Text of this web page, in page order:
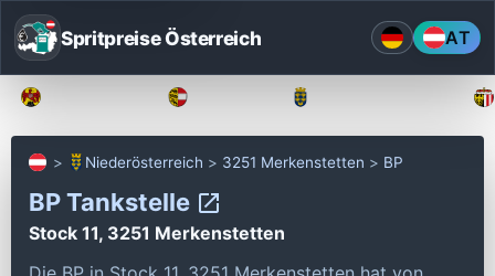
Spritpreise Österreich AT
Niederösterreich 3251 Merkenstetten BP
BP Tankstelle
Stock 11, 3251 Merkenstetten